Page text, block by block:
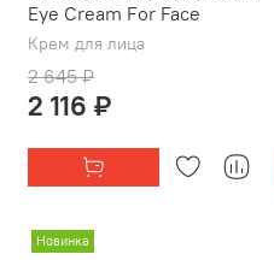
Eye Cream For Face
Крем для лица
2 645 ₽
2 116 ₽
Новинка